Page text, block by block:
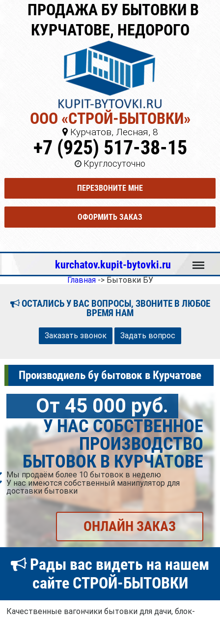
ПРОДАЖА БУ БЫТОВКИ В
КУРЧАТОВЕ, НЕДОРОГО
ООО «СТРОЙ-БЫТОВКИ»
Курчатов, Лесная, 8
+7 (925) 517-38-15
Круглосуточно
ПЕРЕЗВОНИТЕ МНЕ
ОФОРМИТЬ ЗАКАЗ
kurchatov.kupit-bytovki.ru Меню
Главная-> Бытовки БУ
ОСТАЛИСЬ У ВАС ВОПРОСЫ, ЗВОНИТЕ В ЛЮБОЕ
ВРЕМЯ НАМ
Заказать звонок Задать вопрос
Производиель бу бытовок в Курчатове
От 45 000 руб.
У НАС СОБСТВЕННОЕ
ПРОИЗВОДСТВО
БЫТОВОК В КУРЧАТОВЕ
Мы продаём более 10 бытовок в неделю
У нас имеются собственный манипулятор для
доставки бытовки
ОНЛАЙН ЗАКАЗ
Рады вас видеть на нашем
сайте СТРОЙ-БЫТОВКИ
Качественные вагончики бытовки для дачи, блок-